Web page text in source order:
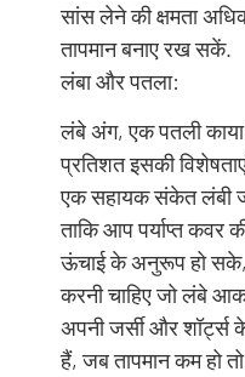
सांस लेने की क्षमता
तापमान बनाए रख सकें.
लंबा और पतला:
लंबे अंग, एक पतली
प्रतिशत इसकी
एक सहायक संकेत लंबी
ताकि आप पर्याप्त कवर
ऊंचाई के अनुरूप हो सके,
करनी चाहिए जो लंबे
अपनी जर्सी और
हैं, जब तापमान कम हो